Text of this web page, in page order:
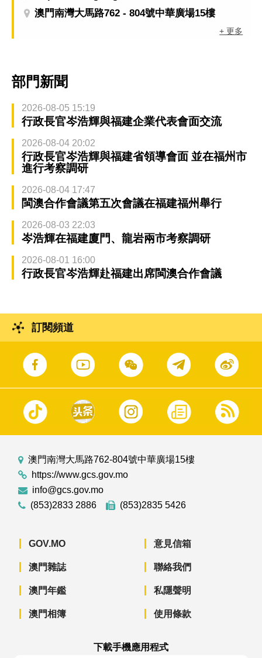
澳門南灣大馬路762 - 804號中華廣場15樓
+ 更多
部門新聞
2026-08-05 15:19
行政長官岑浩輝與福建企業代表會面交流
2026-08-04 20:02
行政長官岑浩輝與福建省領導會面 並在福州市
進行考察調研
2026-08-04 17:47
閩澳合作會議第五次會議在福建福州舉行
2026-08-03 22:03
岑浩輝在福建廈門、龍岩兩市考察調研
2026-08-01 16:00
行政長官岑浩輝赴福建出席閩澳合作會議
訂閱頻道
澳門南灣大馬路762-804號中華廣場15樓
https://www.gcs.gov.mo
info@gcs.gov.mo
(853)2833 2886
(853)2835 5426
GOV.MO
澳門雜誌
澳門年鑑
澳門相簿
意見信箱
聯絡我們
私隱聲明
使用條款
下載手機應用程式